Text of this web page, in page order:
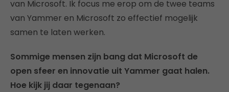
van Microsoft. Ik focus me erop om de twee teams
van Yammer en Microsoft zo effectief mogelijk
samen te laten werken.
Sommige mensen zijn bang dat Microsoft de
open sfeer en innovatie uit Yammer gaat halen.
Hoe kijk jij daar tegenaan?